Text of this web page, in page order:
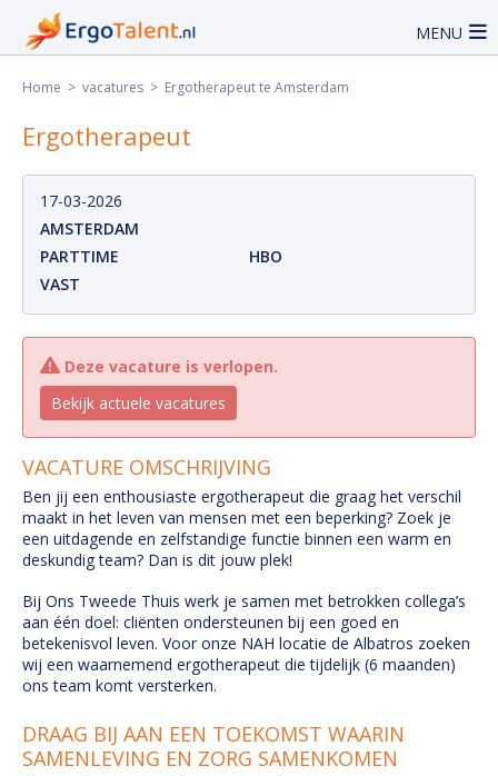
MENU
Home > vacatures > Ergotherapeut te Amsterdam
Ergotherapeut
17-03-2026
AMSTERDAM
PARTTIME
HBO
VAST
Deze vacature is verlopen.
Bekijk actuele vacatures
VACATURE OMSCHRIJVING
Ben jij een enthousiaste ergotherapeut die graag het verschil
maakt in het leven van mensen met een beperking? Zoek je
een uitdagende en zelfstandige functie binnen een warm en
deskundig team? Dan is dit jouw plek!
Bij Ons Tweede Thuis werk je samen met betrokken collega’s
aan één doel: cliënten ondersteunen bij een goed en
betekenisvol leven. Voor onze NAH locatie de Albatros zoeken
wij een waarnemend ergotherapeut die tijdelijk (6 maanden)
ons team komt versterken.
DRAAG BIJ AAN EEN TOEKOMST WAARIN
SAMENLEVING EN ZORG SAMENKOMEN